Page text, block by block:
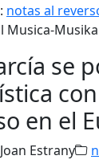
notas al
Musica-Musika
se
en el
Joan Estrany